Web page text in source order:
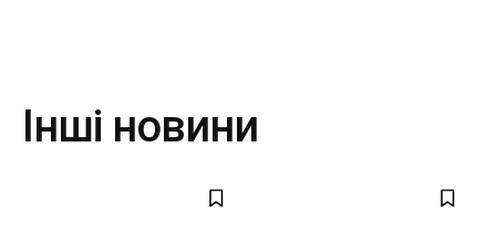
Інші новини